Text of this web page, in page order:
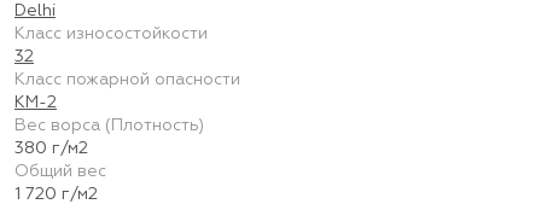
Delhi
Класс износостойкости
32
Класс пожарной опасности
КМ-2
Вес ворса (Плотность)
380 г/м2
Общий вес
1 720 г/м2